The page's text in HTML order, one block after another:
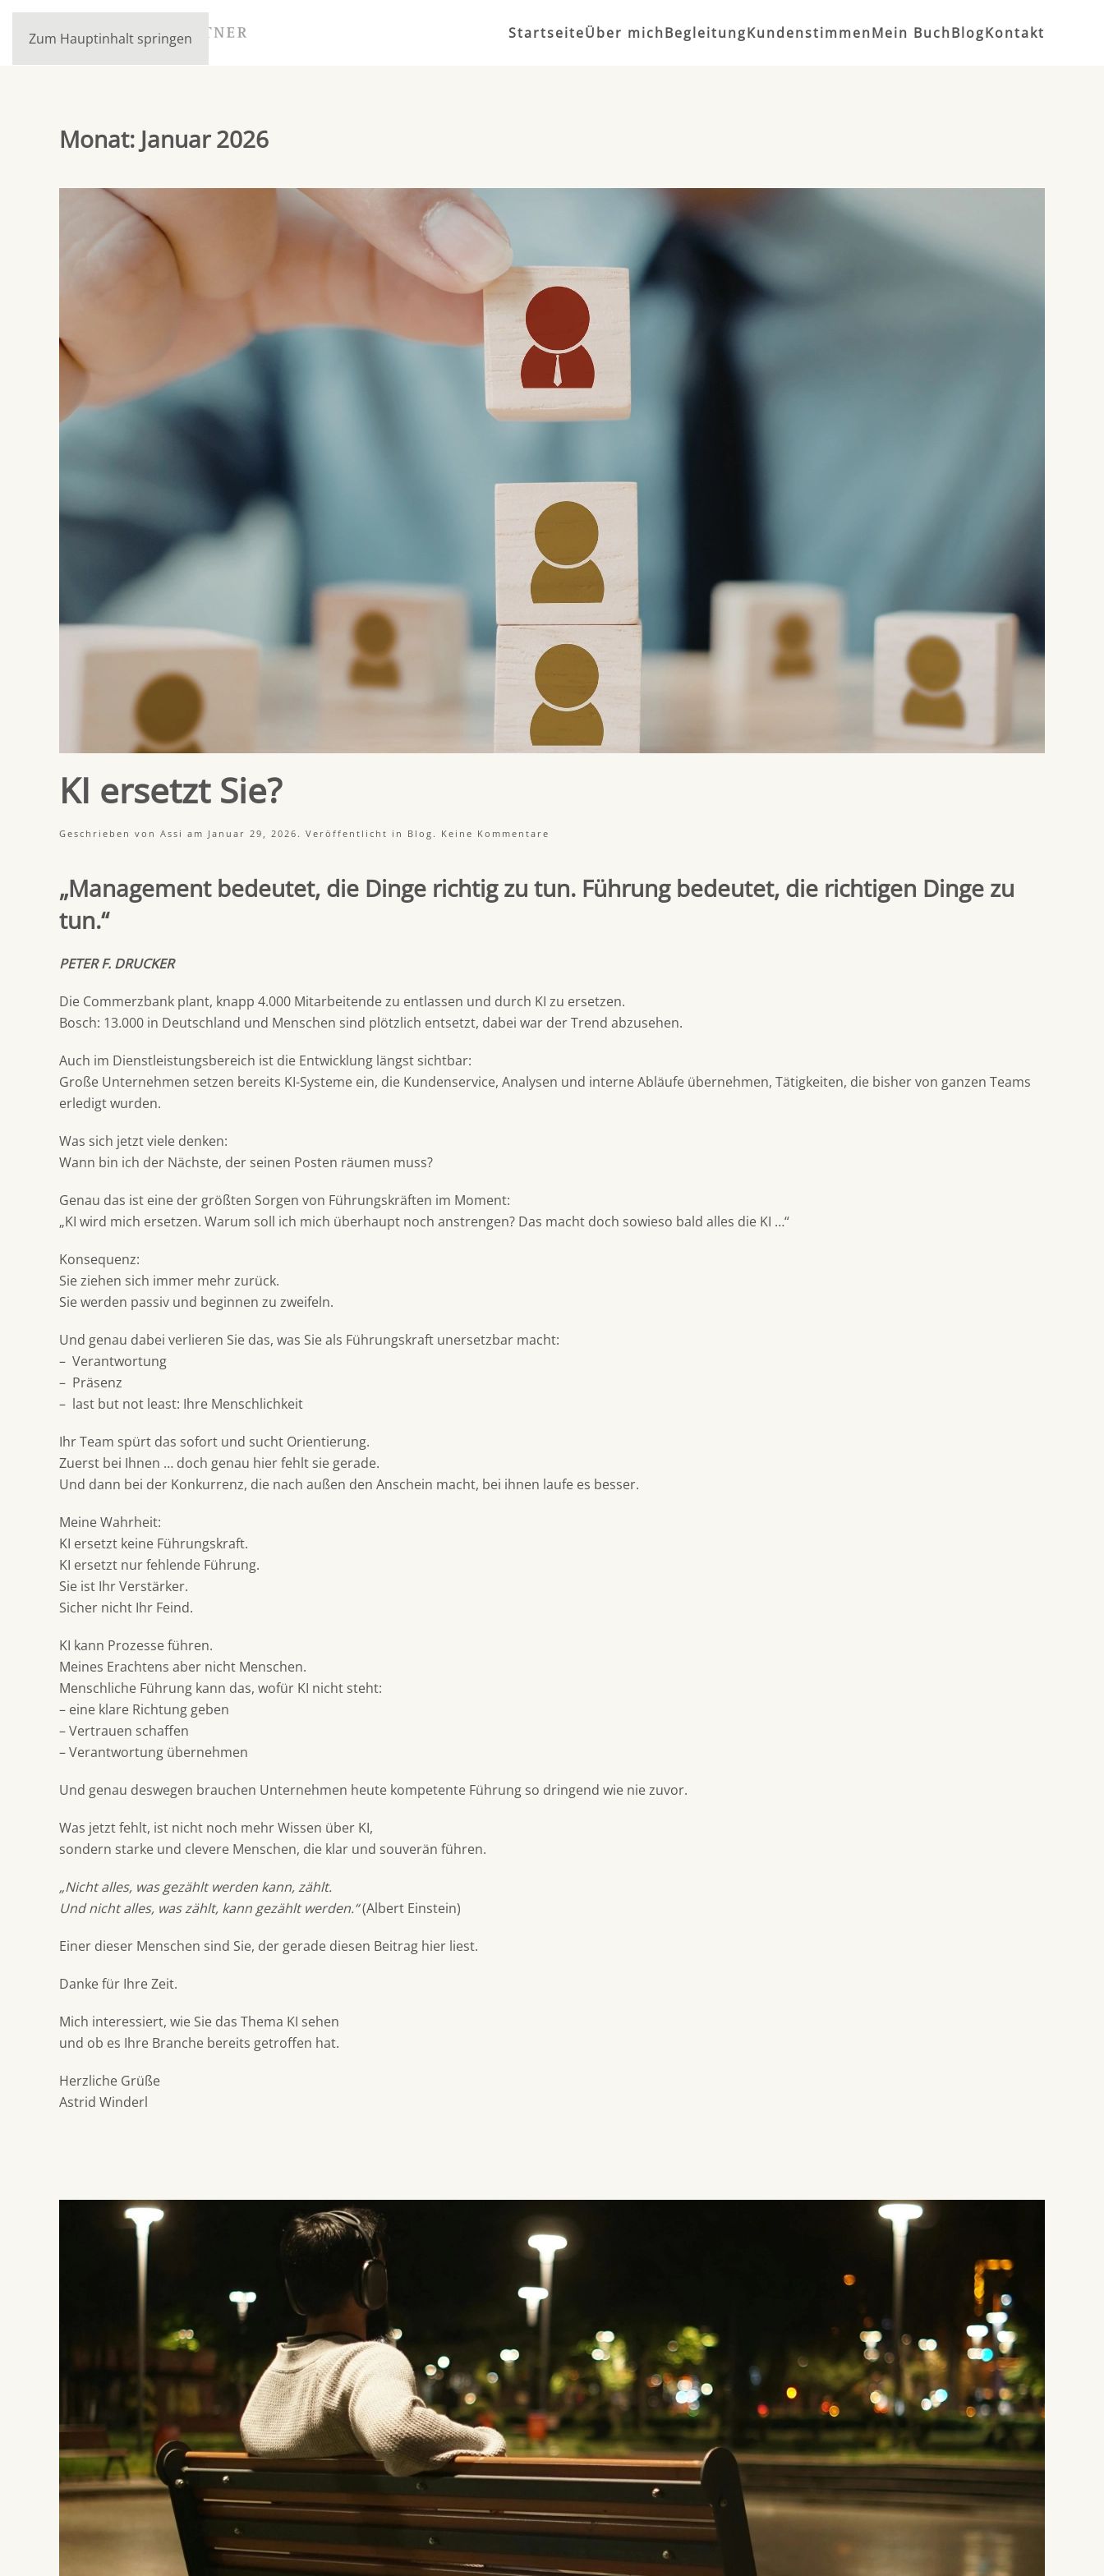
Zum Hauptinhalt springen StartseiteÜber michBegleitungKundenstimmenMein BuchBlogKontakt
Monat: Januar 2026
KI ersetzt Sie?
Geschrieben von Assi am Januar 29, 2026 . Veröffentlicht in Blog . Keine Kommentare
„Management bedeutet, die Dinge richtig zu tun. Führung bedeutet, die richtigen Dinge zu
tun.“
PETER F. DRUCKER
Die Commerzbank plant, knapp 4.000 Mitarbeitende zu entlassen und durch KI zu ersetzen.
Bosch: 13.000 in Deutschland und Menschen sind plötzlich entsetzt, dabei war der Trend abzusehen.
Auch im Dienstleistungsbereich ist die Entwicklung längst sichtbar:
Große Unternehmen setzen bereits KI-Systeme ein, die Kundenservice, Analysen und interne Abläufe übernehmen, Tätigkeiten, die bisher von ganzen Teams
erledigt wurden.
Was sich jetzt viele denken:
Wann bin ich der Nächste, der seinen Posten räumen muss?
Genau das ist eine der größten Sorgen von Führungskräften im Moment:
„KI wird mich ersetzen. Warum soll ich mich überhaupt noch anstrengen? Das macht doch sowieso bald alles die KI …“
Konsequenz:
Sie ziehen sich immer mehr zurück.
Sie werden passiv und beginnen zu zweifeln.
Und genau dabei verlieren Sie das, was Sie als Führungskraft unersetzbar macht:
– Verantwortung
– Präsenz
– last but not least: Ihre Menschlichkeit
Ihr Team spürt das sofort und sucht Orientierung.
Zuerst bei Ihnen … doch genau hier fehlt sie gerade.
Und dann bei der Konkurrenz, die nach außen den Anschein macht, bei ihnen laufe es besser.
Meine Wahrheit:
KI ersetzt keine Führungskraft.
KI ersetzt nur fehlende Führung.
Sie ist Ihr Verstärker.
Sicher nicht Ihr Feind.
KI kann Prozesse führen.
Meines Erachtens aber nicht Menschen.
Menschliche Führung kann das, wofür KI nicht steht:
– eine klare Richtung geben
– Vertrauen schaffen
– Verantwortung übernehmen
Und genau deswegen brauchen Unternehmen heute kompetente Führung so dringend wie nie zuvor.
Was jetzt fehlt, ist nicht noch mehr Wissen über KI,
sondern starke und clevere Menschen, die klar und souverän führen.
„Nicht alles, was gezählt werden kann, zählt.
Und nicht alles, was zählt, kann gezählt werden.“(Albert Einstein)
Einer dieser Menschen sind Sie, der gerade diesen Beitrag hier liest.
Danke für Ihre Zeit.
Mich interessiert, wie Sie das Thema KI sehen
und ob es Ihre Branche bereits getroffen hat.
Herzliche Grüße
Astrid Winderl